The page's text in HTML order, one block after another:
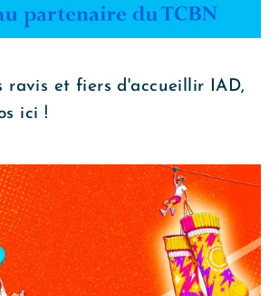
ravis et fiers d'accueillir IAD,
ici !